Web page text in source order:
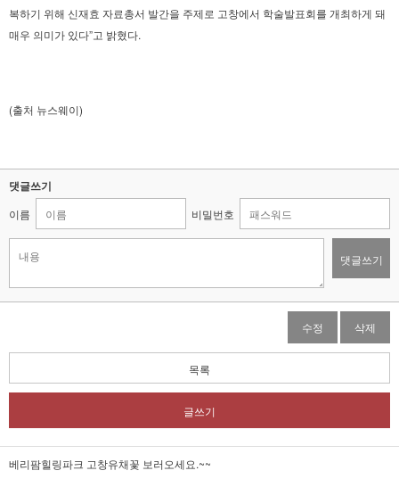
복하기 위해 신재효 자료총서 발간을 주제로 고창에서 학술발표회를 개최하게 돼
매우 의미가 있다”고 밝혔다.
(출처 뉴스웨이)
댓글쓰기
이름 비밀번호
댓글쓰기
수정 삭제
목록
글쓰기
베리팜힐링파크 고창유채꽃 보러오세요.~~